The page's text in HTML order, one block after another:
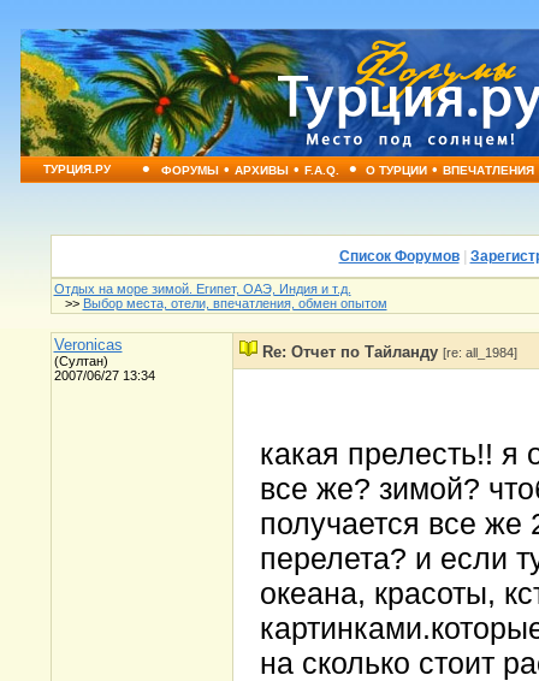
ТУРЦИЯ.РУ • ФОРУМЫ•АРХИВЫ•F.A.Q. • О ТУРЦИИ•ВПЕЧАТЛЕНИЯ
Список Форумов|
Отдых на море зимой. Египет, ОАЭ, Индия и т.д.
>> Выбор места, отели, впечатления, обмен опытом
Veronicas
(Султан)
2007/06/27 13:34
Re: Отчет по Тайланду [re: all_1984]
какая прелесть!! я
все же? зимой?
получается все же
перелета? и если
океана, красоты,
на сколько стоит